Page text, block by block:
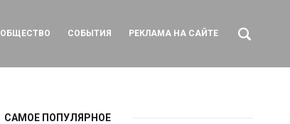
ОБЩЕСТВО СОБЫТИЯ РЕКЛАМА НА САЙТЕ
САМОЕ ПОПУЛЯРНОЕ